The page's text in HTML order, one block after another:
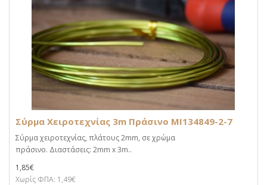
Σύρμα Χειροτεχνίας 3m Πράσινο MI134849-2-7
Σύρμα χειροτεχνίας, πλάτους 2mm, σε χρώμα
πράσινο. Διαστάσεις: 2mm x 3m..
1,85€
Χωρίς ΦΠΑ: 1,49€